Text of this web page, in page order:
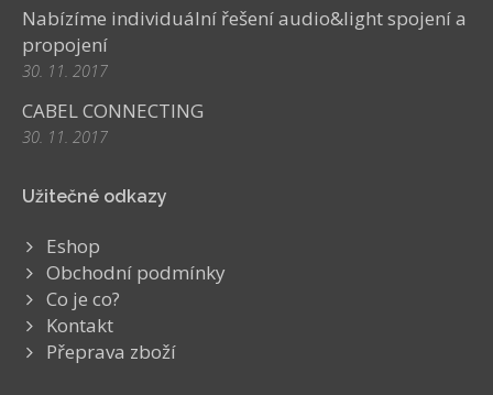
Nabízíme individuální řešení audio&light spojení a
propojení
30. 11. 2017
CABEL CONNECTING
30. 11. 2017
Užitečné odkazy
Eshop
Obchodní podmínky
Co je co?
Kontakt
Přeprava zboží